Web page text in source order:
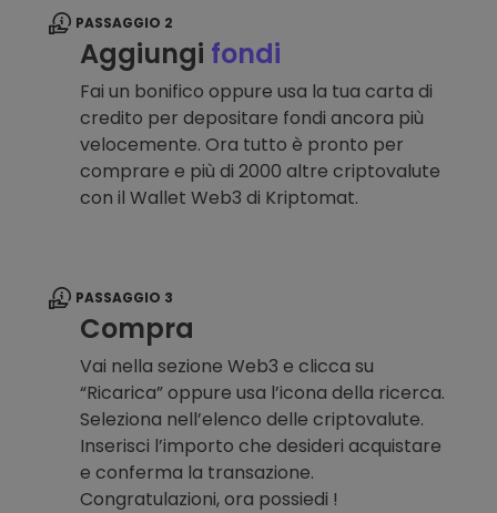
PASSAGGIO 2
Aggiungi fondi
Fai un bonifico oppure usa la tua carta di
credito per depositare fondi ancora più
velocemente. Ora tutto è pronto per
comprare e più di 2000 altre criptovalute
con il Wallet Web3 di Kriptomat.
PASSAGGIO 3
Compra
Vai nella sezione Web3 e clicca su
“Ricarica” oppure usa l’icona della ricerca.
Seleziona nell’elenco delle criptovalute.
Inserisci l’importo che desideri acquistare
e conferma la transazione.
Congratulazioni, ora possiedi !